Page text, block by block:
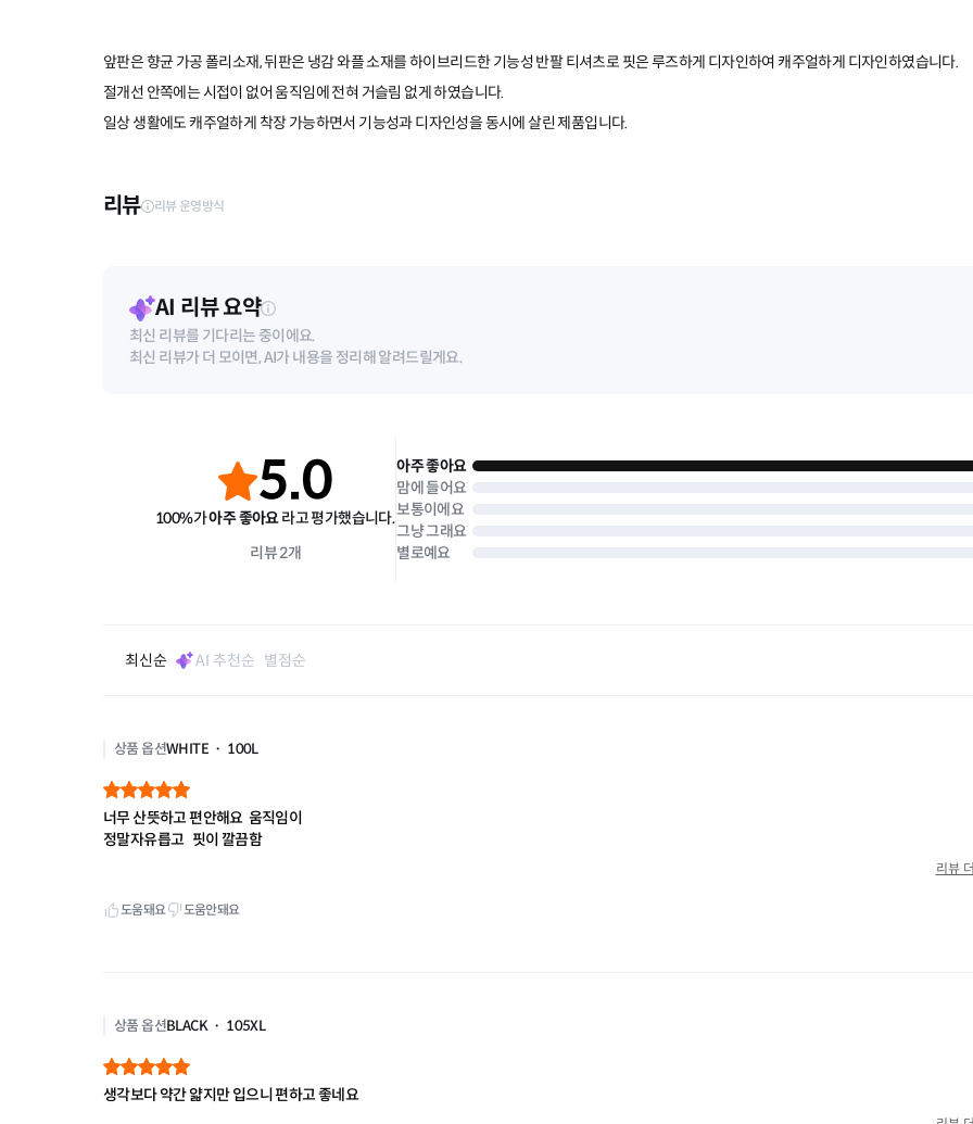
앞판은 향균 가공 폴리소재, 뒤판은 냉감 와플 소재를 하이브리드한 기능성 반팔 티셔츠로 핏은 루즈하게 디자인하여 캐주얼하게 디자인하였습니다.
절개선 안쪽에는 시접이 없어 움직임에 전혀 거슬림 없게 하였습니다.
일상 생활에도 캐주얼하게 착장 가능하면서 기능성과 디자인성을 동시에 살린 제품입니다.